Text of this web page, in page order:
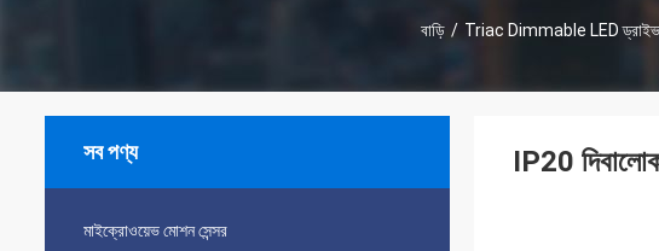
বাড়ি / Triac Dimmable LED
সব পণ্য
মাইক্রোওয়েভ মোশন সেন্সর
IP20 দিবালোক